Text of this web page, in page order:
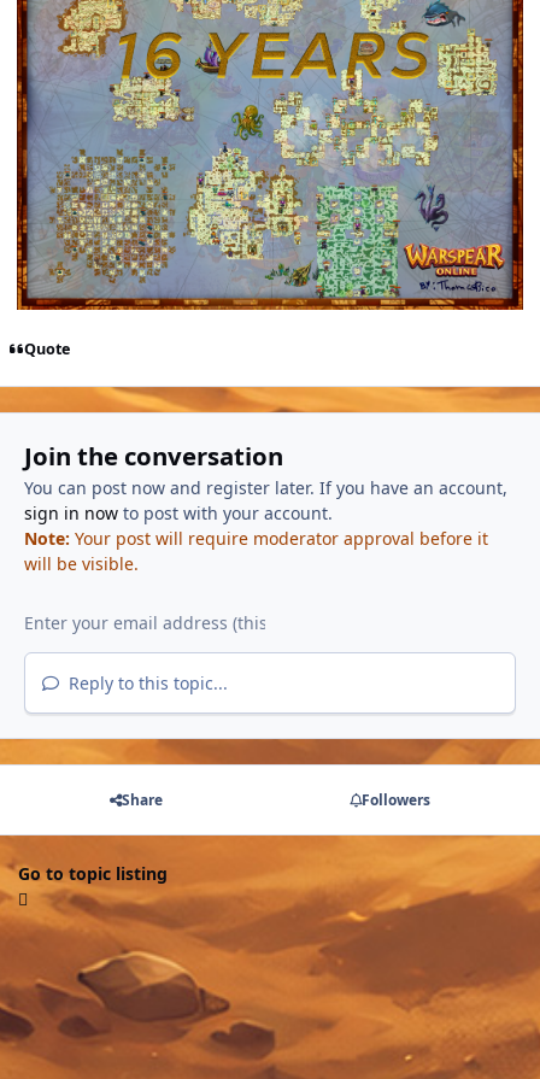
Quote
Join the conversation
You can post now and register later. If you have an account,
sign in nowto post with your account.
Note: Your post will require moderator approval before it
will be visible.
Reply to this topic...
Share Followers
Go to topic listing